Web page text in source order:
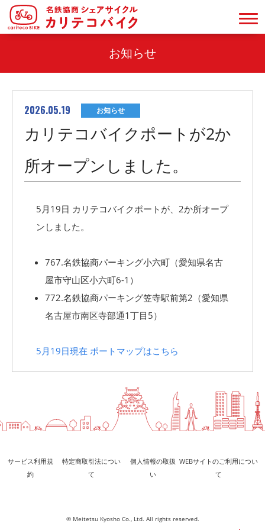
お知らせ
2026.05.19 お知らせ
カリテコバイクポートが2か
所オープンしました。
5月19日 カリテコバイクポートが、2か所オープ
ンしました。
767.名鉄協商パーキング小六町（愛知県名古
屋市守山区小六町6-1）
772.名鉄協商パーキング笠寺駅前第2（愛知県
名古屋市南区寺部通1丁目5）
5月19日現在 ポートマップはこちら
サービス利用規
約
特定商取引法につい
て
個人情報の取扱
い
WEBサイトのご利用につい
て
© Meitetsu Kyosho Co., Ltd. All rights reserved.